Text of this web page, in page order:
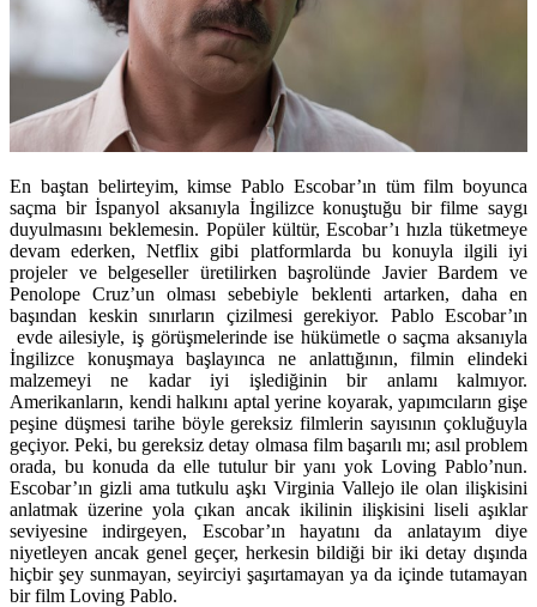
En baştan belirteyim, kimse Pablo Escobar’ın tüm film boyunca
saçma bir İspanyol aksanıyla İngilizce konuştuğu bir filme saygı
duyulmasını beklemesin. Popüler kültür, Escobar’ı hızla tüketmeye
devam ederken, Netflix gibi platformlarda bu konuyla ilgili iyi
projeler ve belgeseller üretilirken başrolünde Javier Bardem ve
Penolope Cruz’un olması sebebiyle beklenti artarken, daha en
başından keskin sınırların çizilmesi gerekiyor. Pablo Escobar’ın
evde ailesiyle, iş görüşmelerinde ise hükümetle o saçma aksanıyla
İngilizce konuşmaya başlayınca ne anlattığının, filmin elindeki
malzemeyi ne kadar iyi işlediğinin bir anlamı kalmıyor.
Amerikanların, kendi halkını aptal yerine koyarak, yapımcıların gişe
peşine düşmesi tarihe böyle gereksiz filmlerin sayısının çokluğuyla
geçiyor. Peki, bu gereksiz detay olmasa film başarılı mı; asıl problem
orada, bu konuda da elle tutulur bir yanı yok Loving Pablo’nun.
Escobar’ın gizli ama tutkulu aşkı Virginia Vallejo ile olan ilişkisini
anlatmak üzerine yola çıkan ancak ikilinin ilişkisini liseli aşıklar
seviyesine indirgeyen, Escobar’ın hayatını da anlatayım diye
niyetleyen ancak genel geçer, herkesin bildiği bir iki detay dışında
hiçbir şey sunmayan, seyirciyi şaşırtamayan ya da içinde tutamayan
bir film Loving Pablo.